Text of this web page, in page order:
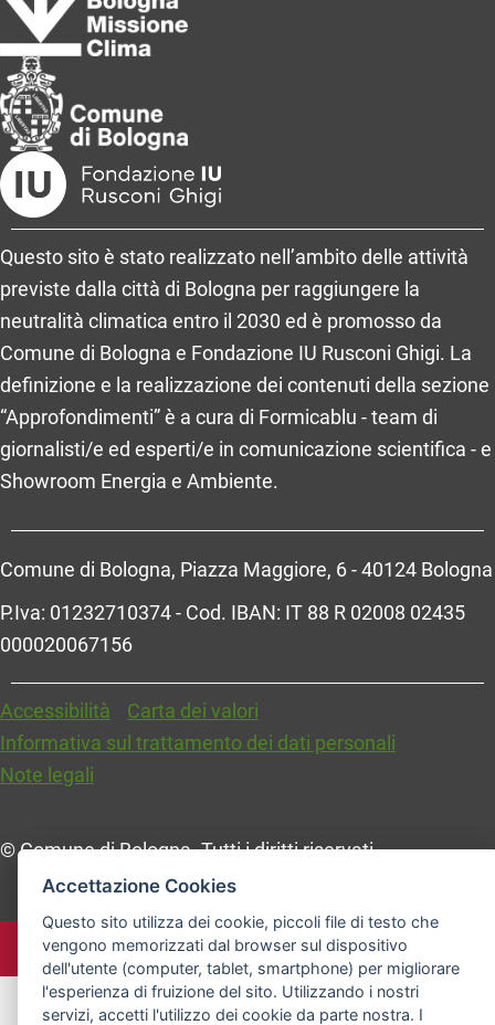
Questo sito è stato realizzato nell’ambito delle attività
previste dalla città di Bologna per raggiungere la
neutralità climatica entro il 2030 ed è promosso da
Comune di Bologna e Fondazione IU Rusconi Ghigi. La
definizione e la realizzazione dei contenuti della sezione
“Approfondimenti” è a cura di Formicablu - team di
giornalisti/e ed esperti/e in comunicazione scientifica - e
Showroom Energia e Ambiente.
Comune di Bologna, Piazza Maggiore, 6 - 40124 Bologna
P.Iva: 01232710374 - Cod. IBAN: IT 88 R 02008 02435
000020067156
Accessibilità
Carta dei valori
Informativa sul trattamento dei dati personali
Note legali
© Comune di Bologna. Tutti i diritti riservati.
Accettazione Cookies
Questo sito utilizza dei cookie, piccoli file di testo che
vengono memorizzati dal browser sul dispositivo
dell'utente (computer, tablet, smartphone) per migliorare
l'esperienza di fruizione del sito. Utilizzando i nostri
servizi, accetti l'utilizzo dei cookie da parte nostra. I